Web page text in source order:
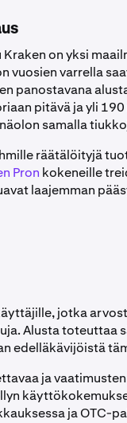
on yksi
vuosien varrella
panostavana
pitävä ja yli
samalla
räätälöityjä
Pron kokeneille
laajemman
jotka
Alusta toteuttaa
edelläkävijöistä
ja
ja OTC-